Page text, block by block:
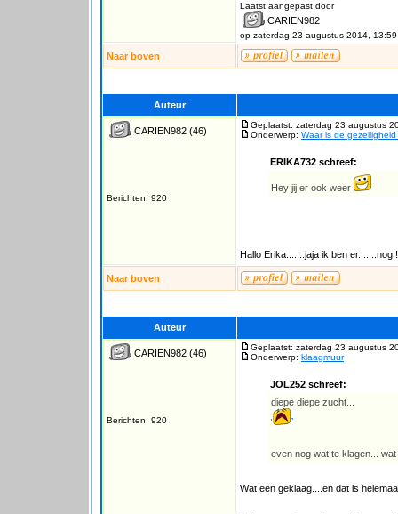
Laatst aangepast door
CARIEN982
op zaterdag 23 augustus 2014, 13:59
Naar boven
Auteur
CARIEN982 (46)
Berichten: 920
Geplaatst: zaterdag 23 augustus
Onderwerp: Waar is de
ERIKA732 schreef:
Hey jij er ook weer
Hallo Erika.......jaja ik ben
Naar boven
Auteur
CARIEN982 (46)
Berichten: 920
Geplaatst: zaterdag 23 augustus
Onderwerp: klaagmuur
JOL252 schreef:
diepe diepe zucht...
even nog wat te klagen...
Wat een geklaag....en dat is